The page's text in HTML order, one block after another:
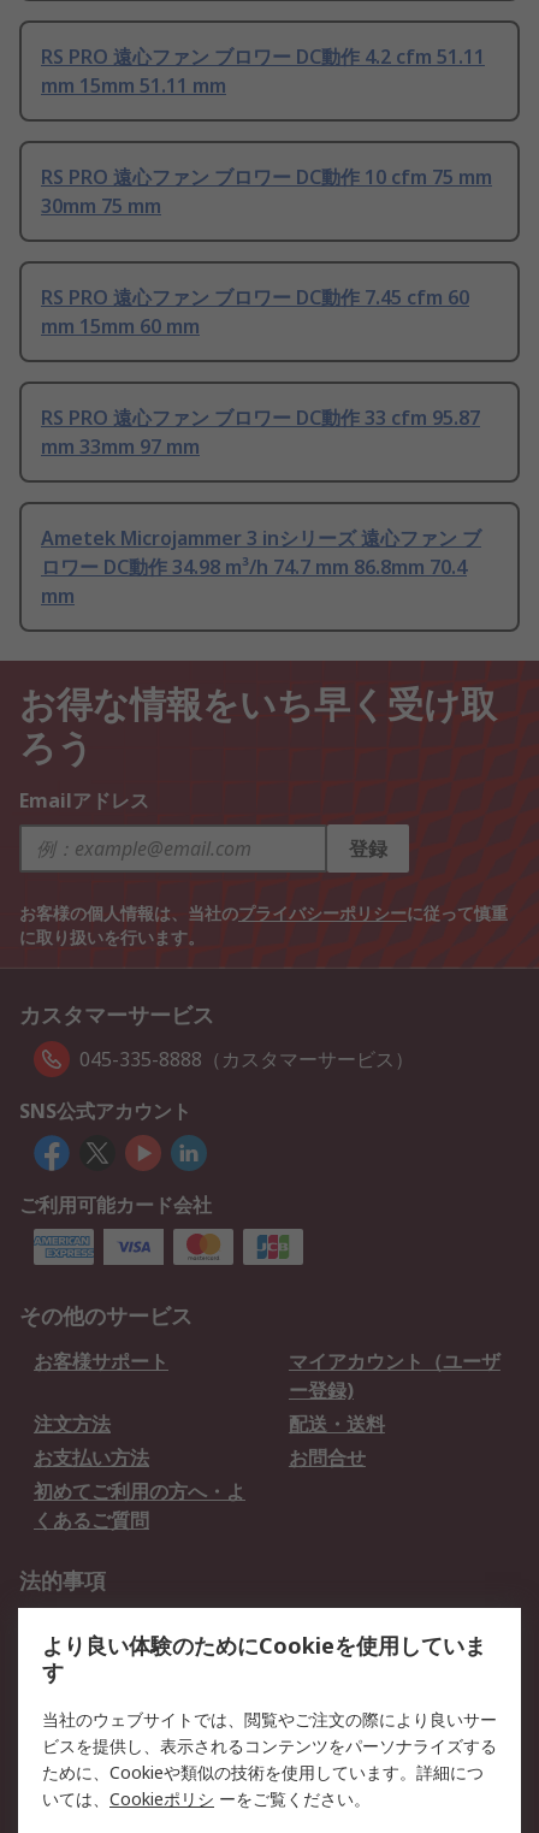
RS PRO 遠心ファン ブロワー DC動作 4.2 cfm 51.11
mm 15mm 51.11 mm
RS PRO 遠心ファン ブロワー DC動作 10 cfm 75 mm
30mm 75 mm
RS PRO 遠心ファン ブロワー DC動作 7.45 cfm 60
mm 15mm 60 mm
RS PRO 遠心ファン ブロワー DC動作 33 cfm 95.87
mm 33mm 97 mm
Ametek Microjammer 3 inシリーズ 遠心ファン ブ
ロワー DC動作 34.98 m³/h 74.7 mm 86.8mm 70.4
mm
お得な情報をいち早く受け取
ろう
Emailアドレス
登録
お客様の個人情報は、当社のプライバシーポリシーに従って慎重
に取り扱いを行います。
カスタマーサービス
045-335-8888（カスタマーサービス）
SNS公式アカウント
ご利用可能カード会社
その他のサービス
お客様サポート
マイアカウント（ユーザ
ー登録)
注文方法
配送・送料
お支払い方法
お問合せ
初めてご利用の方へ・よ
くあるご質問
法的事項
クッキーポリシー
RSについて
会社概要
採用情報
プレスリリース＆お知ら
コーポレートサイト
より良い体験のためにCookieを使用していま
す
当社のウェブサイトでは、閲覧やご注文の際により良いサー
ビスを提供し、表示されるコンテンツをパーソナライズする
ために、Cookieや類似の技術を使用しています。詳細につ
いては、 Cookieポリシ ーをご覧ください。